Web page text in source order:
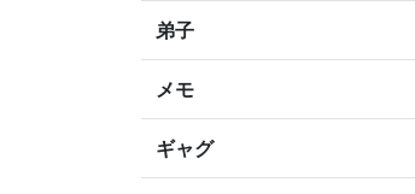
弟子
メモ
ギャグ